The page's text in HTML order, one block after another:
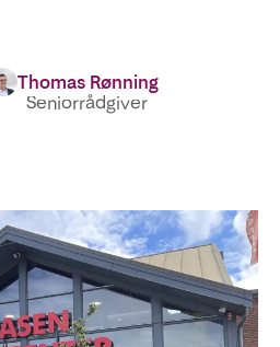
Thomas Rønning
Seniorrådgiver